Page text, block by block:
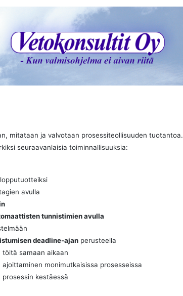
mitataan ja valvotaan prosessiteollisuuden tuotantoa.
seuraavanlaisia toiminnallisuuksia:
avulla
tunnistimien avulla
deadline-ajan perusteella
töitä samaan aikaan
ajoittaminen monimutkaisissa prosesseissa
prosessin kestäessä